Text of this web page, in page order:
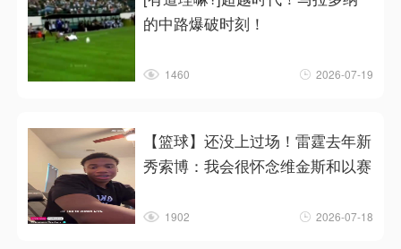
的中路爆破时刻！
1460 2026-07-19
【篮球】还没上过场！雷霆去年新
秀索博：我会很怀念维金斯和以赛
1902 2026-07-18